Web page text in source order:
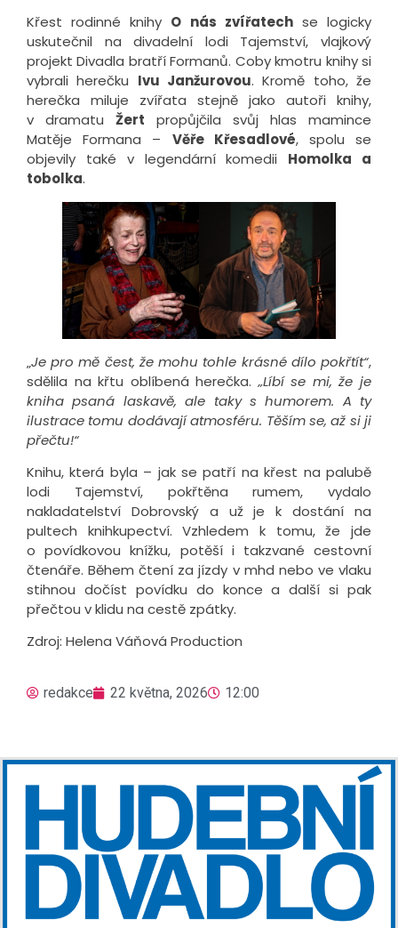
Křest rodinné knihy O nás zvířatechse logicky
uskutečnil na divadelní lodi Tajemství, vlajkový
projekt Divadla bratří Formanů. Coby kmotru knihy si
vybrali herečku Ivu Janžurovou. Kromě toho, že
herečka miluje zvířata stejně jako autoři knihy,
v dramatu Žert propůjčila svůj hlas mamince
Matěje Formana – Věře Křesadlové, spolu se
objevily také v legendární komedii Homolka a
tobolka.
„Je pro mě čest, že mohu tohle krásné dílo pokřtít“,
sdělila na křtu oblíbená herečka.„Líbí se mi, že je
kniha psaná laskavě, ale taky s humorem. A ty
ilustrace tomu dodávají atmosféru. Těším se, až si ji
přečtu!“
Knihu, která byla – jak se patří na křest na palubě
lodi Tajemství, pokřtěna rumem, vydalo
nakladatelství Dobrovský a už je k dostání na
pultech knihkupectví. Vzhledem k tomu, že jde
o povídkovou knížku, potěší i takzvané cestovní
čtenáře. Během čtení za jízdy v mhd nebo ve vlaku
stihnou dočíst povídku do konce a další si pak
přečtou v klidu na cestě zpátky.
Zdroj: Helena Váňová Production
redakce 22 května, 2026 12:00